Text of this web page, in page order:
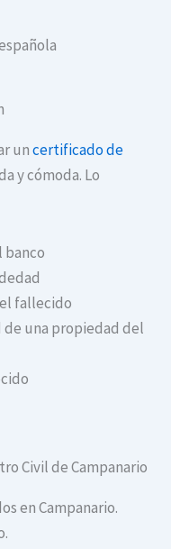
uncertificado de
y cómoda. Lo
banco
fallecido
una propiedad del
Civil de Campanario
en Campanario.